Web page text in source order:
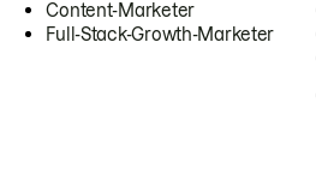
Content-Marketer
Full-Stack-Growth-Marketer